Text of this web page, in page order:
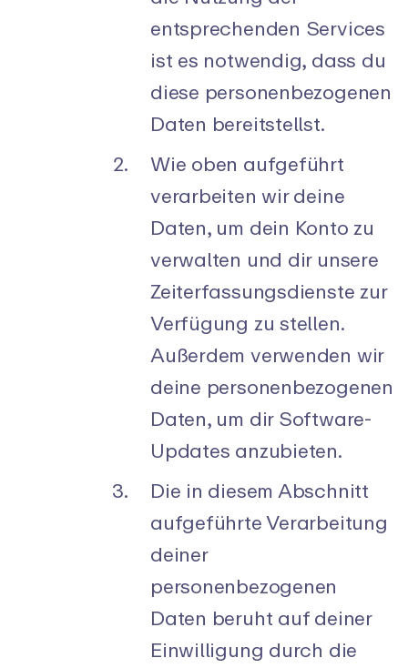
entsprechenden Services
ist es notwendig, dass du
diese personenbezogenen
Daten bereitstellst.
Wie oben aufgeführt
verarbeiten wir deine
Daten, um dein Konto zu
verwalten und dir unsere
Zeiterfassungsdienste zur
Verfügung zu stellen.
Außerdem verwenden wir
deine personenbezogenen
Daten, um dir Software-
Updates anzubieten.
Die in diesem Abschnitt
aufgeführte Verarbeitung
deiner
personenbezogenen
Daten beruht auf deiner
Einwilligung durch die